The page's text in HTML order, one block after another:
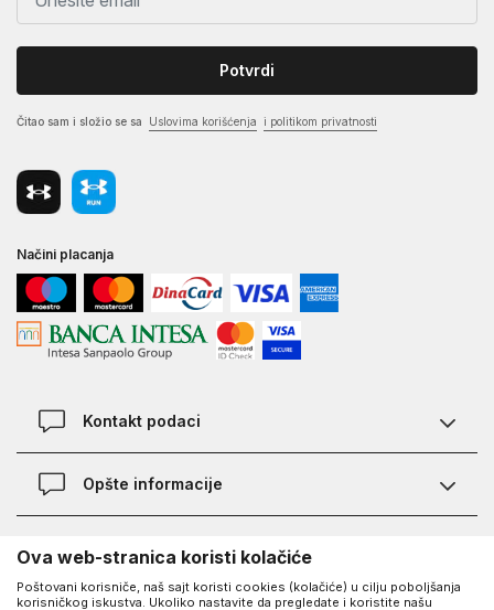
Potvrdi
Čitao sam i složio se sa Uslovima korišćenja i politikom privatnosti
Načini placanja
Kontakt podaci
Chat
Opšte informacije
Najčešća pitanja
Kako kupiti
O Under Armour-u
O nama - priča o UA
Ova web-stranica koristi kolačiće
Poštovani korisniče, naš sajt koristi cookies (kolačiće) u cilju poboljšanja
korisničkog iskustva. Ukoliko nastavite da pregledate i koristite našu